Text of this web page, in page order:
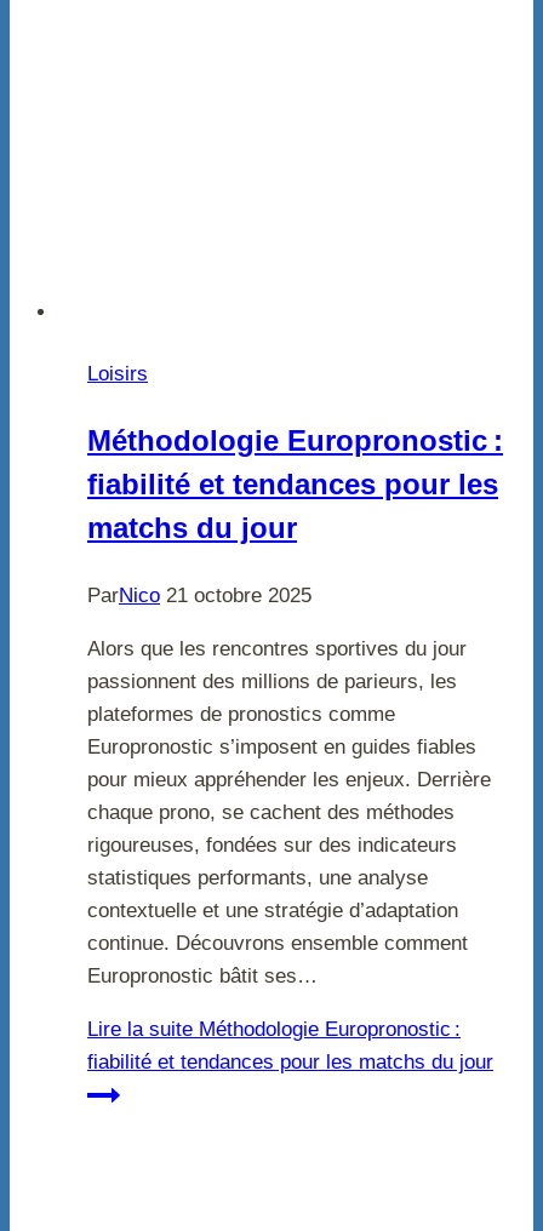
Loisirs
Méthodologie Europronostic :
fiabilité et tendances pour les
matchs du jour
ParNico 21 octobre 2025
Alors que les rencontres sportives du jour
passionnent des millions de parieurs, les
plateformes de pronostics comme
Europronostic s’imposent en guides fiables
pour mieux appréhender les enjeux. Derrière
chaque prono, se cachent des méthodes
rigoureuses, fondées sur des indicateurs
statistiques performants, une analyse
contextuelle et une stratégie d’adaptation
continue. Découvrons ensemble comment
Europronostic bâtit ses…
Lire la suite Méthodologie Europronostic :
fiabilité et tendances pour les matchs du jour